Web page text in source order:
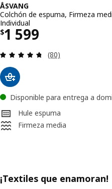
ÅSVANG
Colchón de espuma, Firmeza
Individual
$1 599
Precio $ 1599
Revisa: 4.7 de 5
(80)
Disponible para entrega a
Hule espuma
Firmeza media
¡Textiles que enamoran!